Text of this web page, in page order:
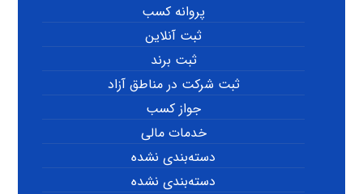
پروانه کسب
ثبت آنلاین
ثبت برند
ثبت شرکت در مناطق آزاد
جواز کسب
خدمات مالی
دسته‌بندی نشده
دسته‌بندی نشده